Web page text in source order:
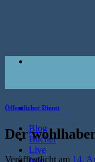
Blog
Bücher
Live
Öffentlicher Dienst
Der
Veröffentlicht am 14.